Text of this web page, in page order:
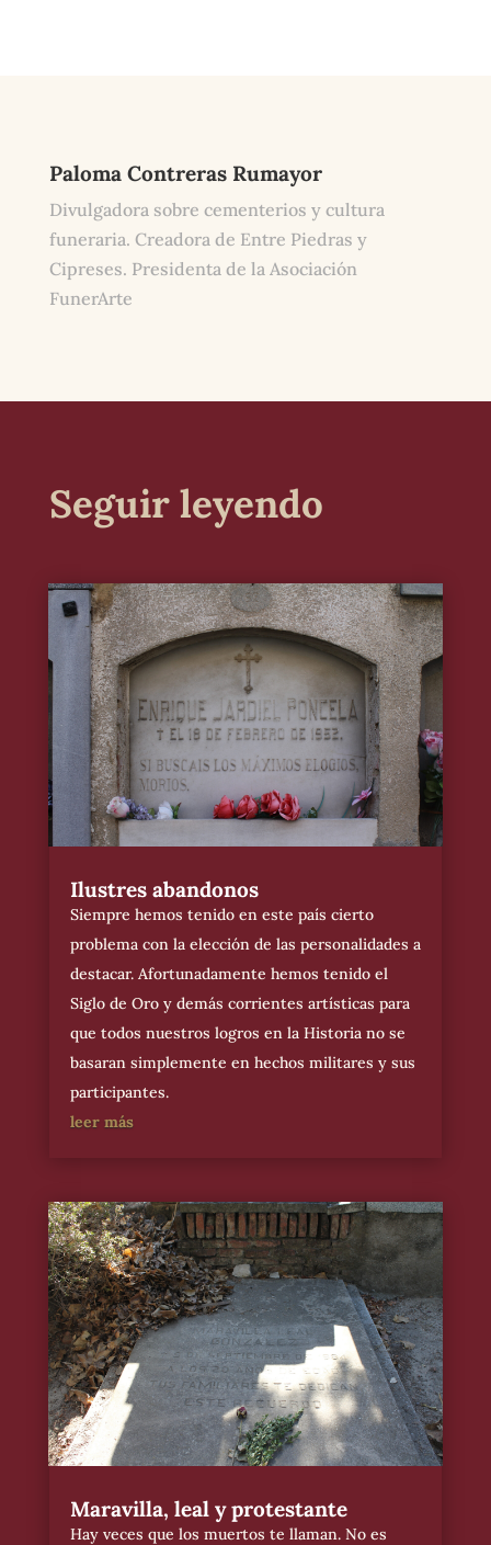
Paloma Contreras Rumayor
Divulgadora sobre cementerios y cultura
funeraria. Creadora de Entre Piedras y
Cipreses. Presidenta de la Asociación
FunerArte
Seguir leyendo
Ilustres abandonos
Siempre hemos tenido en este país cierto
problema con la elección de las personalidades a
destacar. Afortunadamente hemos tenido el
Siglo de Oro y demás corrientes artísticas para
que todos nuestros logros en la Historia no se
basaran simplemente en hechos militares y sus
participantes.
leer más
Maravilla, leal y protestante
Hay veces que los muertos te llaman. No es